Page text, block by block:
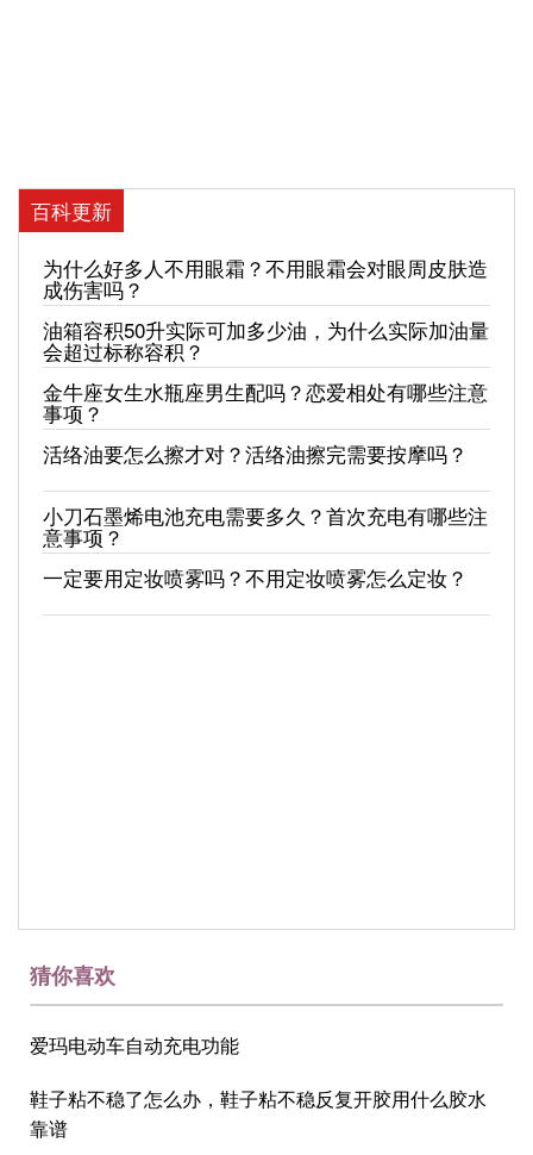
百科更新
为什么好多人不用眼霜？不用眼霜会对眼周皮肤造
成伤害吗？
油箱容积50升实际可加多少油，为什么实际加油量
会超过标称容积？
金牛座女生水瓶座男生配吗？恋爱相处有哪些注意
事项？
活络油要怎么擦才对？活络油擦完需要按摩吗？
小刀石墨烯电池充电需要多久？首次充电有哪些注
意事项？
一定要用定妆喷雾吗？不用定妆喷雾怎么定妆？
猜你喜欢
爱玛电动车自动充电功能
鞋子粘不稳了怎么办，鞋子粘不稳反复开胶用什么胶水
靠谱